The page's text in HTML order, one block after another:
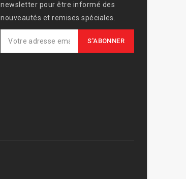
newsletter pour être informé des
nouveautés et remises spéciales.